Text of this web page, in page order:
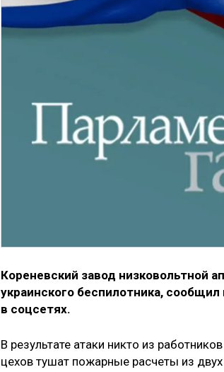
Кореневский завод низковольтной
украинского беспилотника,
в соцсетях.
В результате атаки никто из
цехов тушат пожарные расчеты из двух